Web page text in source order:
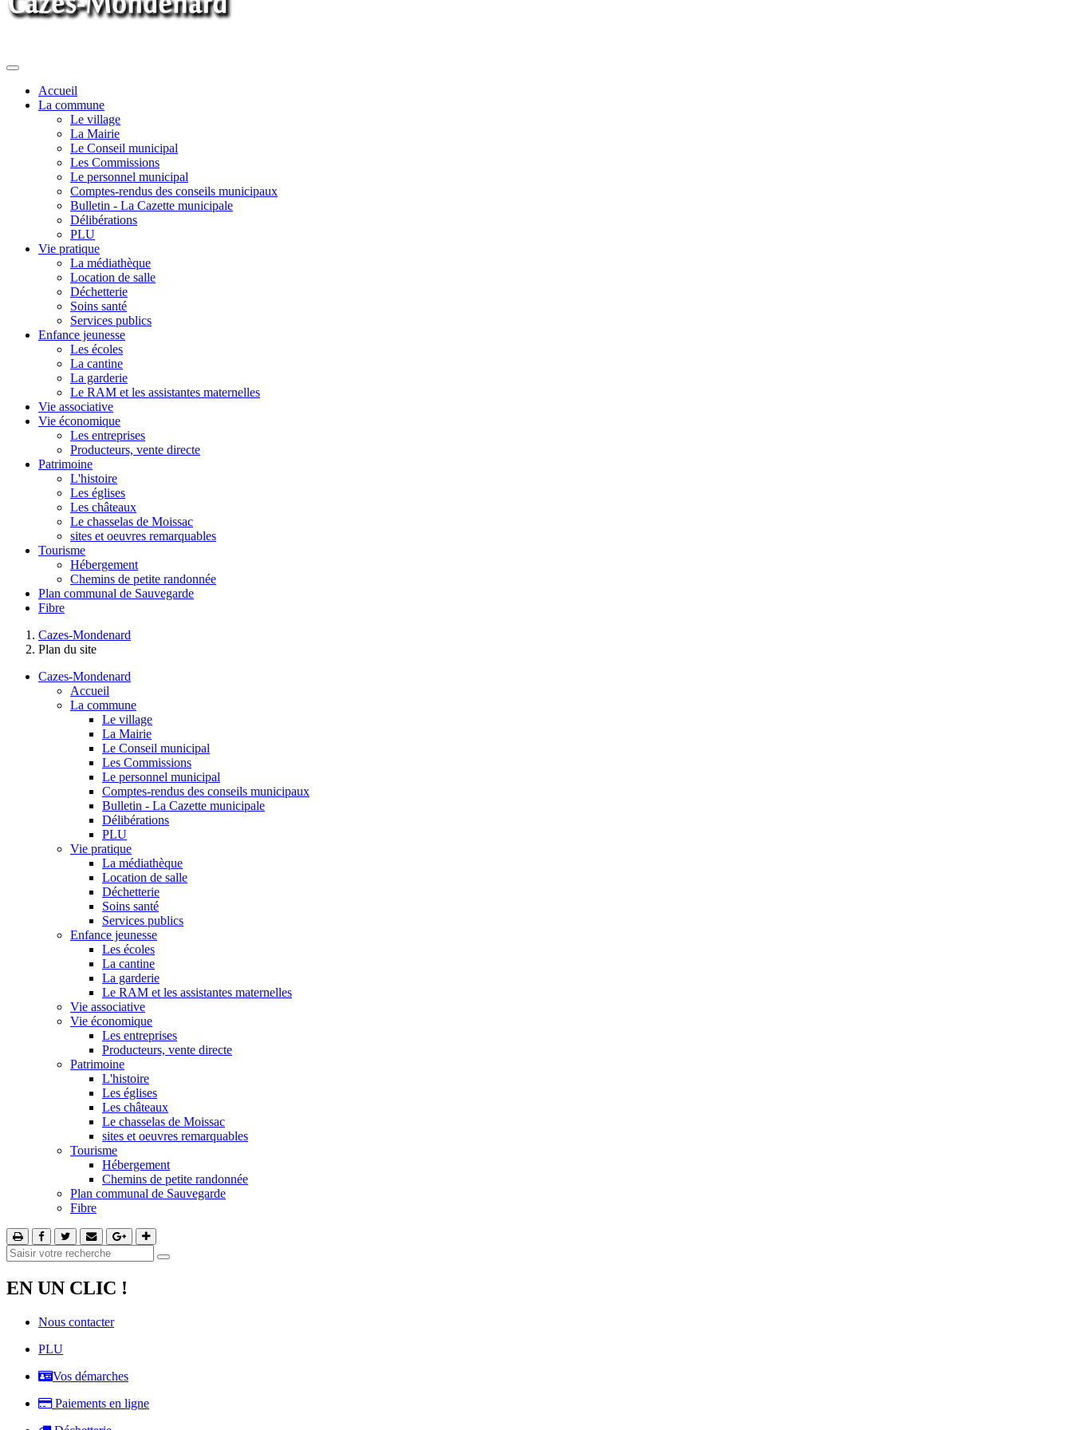
Toggle
navigationAccueil
La commune
Le village
La Mairie
Le Conseil municipal
Les Commissions
Le personnel municipal
Comptes-rendus des conseils municipaux
Bulletin - La Cazette municipale
Délibérations
PLU
Vie pratique
La médiathèque
Location de salle
Déchetterie
Soins santé
Services publics
Enfance jeunesse
Les écoles
La cantine
La garderie
Le RAM et les assistantes maternelles
Vie associative
Vie économique
Les entreprises
Producteurs, vente directe
Patrimoine
L'histoire
Les églises
Les châteaux
Le chasselas de Moissac
sites et oeuvres remarquables
Tourisme
Hébergement
Chemins de petite randonnée
Plan communal de Sauvegarde
Fibre
Cazes-Mondenard
Plan du site
Cazes-Mondenard
Accueil
La commune
Le village
La Mairie
Le Conseil municipal
Les Commissions
Le personnel municipal
Comptes-rendus des conseils municipaux
Bulletin - La Cazette municipale
Délibérations
PLU
Vie pratique
La médiathèque
Location de salle
Déchetterie
Soins santé
Services publics
Enfance jeunesse
Les écoles
La cantine
La garderie
Le RAM et les assistantes maternelles
Vie associative
Vie économique
Les entreprises
Producteurs, vente directe
Patrimoine
L'histoire
Les églises
Les châteaux
Le chasselas de Moissac
sites et oeuvres remarquables
Tourisme
Hébergement
Chemins de petite randonnée
Plan communal de Sauvegarde
Fibre
EN UN CLIC !
Nous contacter
PLU
Vos démarches
Paiements en ligne